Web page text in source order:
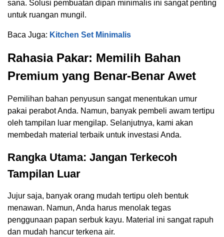
sana. Solusi pembuatan dipan minimalis ini sangat penting
untuk ruangan mungil.
Baca Juga: Kitchen Set Minimalis
Rahasia Pakar: Memilih Bahan
Premium yang Benar-Benar Awet
Pemilihan bahan penyusun sangat menentukan umur
pakai perabot Anda. Namun, banyak pembeli awam tertipu
oleh tampilan luar mengilap. Selanjutnya, kami akan
membedah material terbaik untuk investasi Anda.
Rangka Utama: Jangan Terkecoh
Tampilan Luar
Jujur saja, banyak orang mudah tertipu oleh bentuk
menawan. Namun, Anda harus menolak tegas
penggunaan papan serbuk kayu. Material ini sangat rapuh
dan mudah hancur terkena air.